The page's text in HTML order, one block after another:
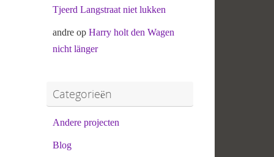
Tjeerd Langstraat niet lukken
andre op Harry holt den Wagen
nicht länger
Categorieën
Andere projecten
Blog